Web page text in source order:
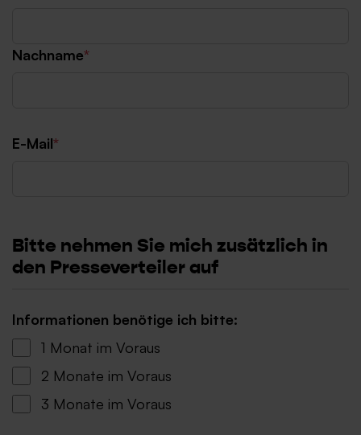
Nachname*
E-Mail*
Bitte nehmen Sie mich zusätzlich in
den Presseverteiler auf
Informationen benötige ich bitte:
1 Monat im Voraus
2 Monate im Voraus
3 Monate im Voraus